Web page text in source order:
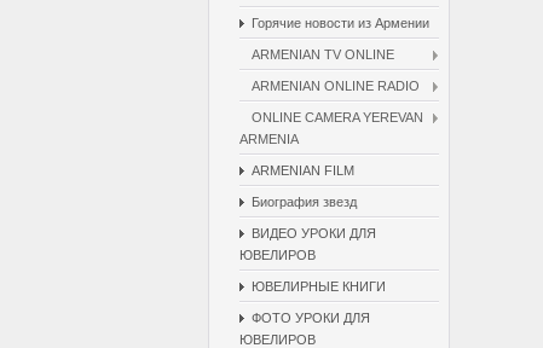
Горячие новости из Армении
ARMENIAN TV ONLINE
ARMENIAN ONLINE RADIO
ONLINE CAMERA YEREVAN
ARMENIA
ARMENIAN FILM
Биография звезд
ВИДЕО УРОКИ ДЛЯ
ЮВЕЛИРОВ
ЮВЕЛИРНЫЕ КНИГИ
ФОТО УРОКИ ДЛЯ
ЮВЕЛИРОВ